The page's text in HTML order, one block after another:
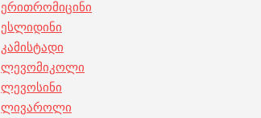
ერითრომიცინი
ესლიდინი
კამისტადი
ლევომიკოლი
ლევოსინი
ლივაროლი